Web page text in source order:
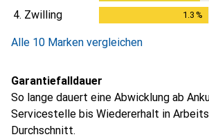
4. Zwilling 1.3 %
Alle 10 Marken vergleichen
Garantiefalldauer
So lange dauert eine Abwicklung ab
Servicestelle bis Wiedererhalt in
Durchschnitt.